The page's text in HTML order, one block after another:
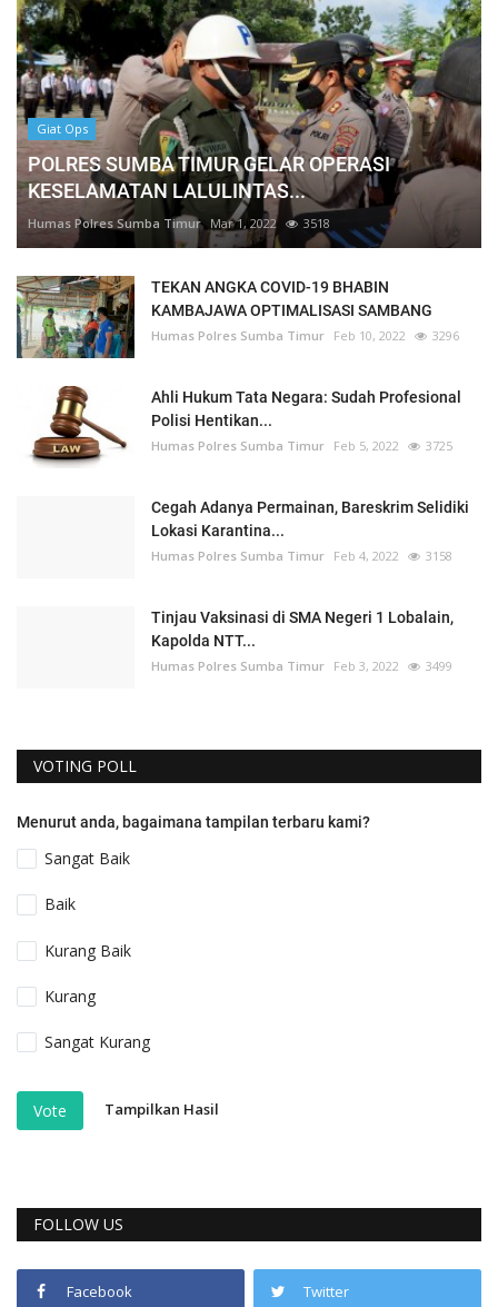
Giat Ops
POLRES SUMBA TIMUR GELAR OPERASI
KESELAMATAN LALULINTAS...
Humas Polres Sumba Timur Mar 1, 2022 3518
TEKAN ANGKA COVID-19 BHABIN
KAMBAJAWA OPTIMALISASI SAMBANG
Humas Polres Sumba Timur Feb 10, 2022 3296
Ahli Hukum Tata Negara: Sudah Profesional
Polisi Hentikan...
Humas Polres Sumba Timur Feb 5, 2022 3725
Cegah Adanya Permainan, Bareskrim Selidiki
Lokasi Karantina...
Humas Polres Sumba Timur Feb 4, 2022 3158
Tinjau Vaksinasi di SMA Negeri 1 Lobalain,
Kapolda NTT...
Humas Polres Sumba Timur Feb 3, 2022 3499
VOTING POLL
Menurut anda, bagaimana tampilan terbaru kami?
Sangat Baik
Baik
Kurang Baik
Kurang
Sangat Kurang
Vote Tampilkan Hasil
FOLLOW US
Facebook Twitter